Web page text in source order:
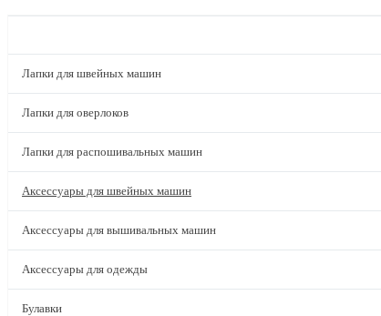
Лапки для швейных машин
Лапки для оверлоков
Лапки для распошивальных машин
Аксессуары для швейных машин
Аксессуары для вышивальных машин
Аксессуары для одежды
Булавки